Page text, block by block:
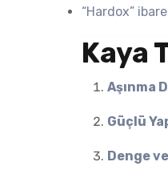
“Hardox”
Kaya
Aşınma
Güçlü
Denge